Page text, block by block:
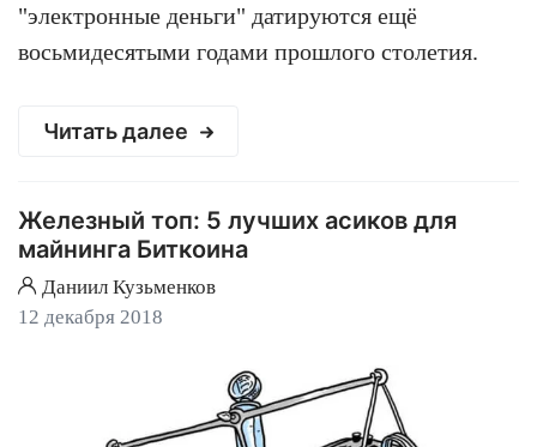
"электронные деньги" датируются ещё
восьмидесятыми годами прошлого столетия.
Читать далее
Железный топ: 5 лучших асиков для
майнинга Биткоина
Даниил Кузьменков
12 декабря 2018